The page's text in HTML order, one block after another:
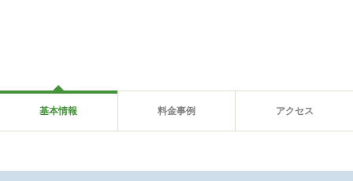
基本情報 料金事例 アクセス